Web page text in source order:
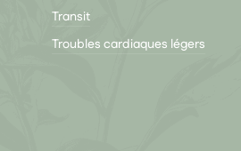
Transit
Troubles cardiaques légers